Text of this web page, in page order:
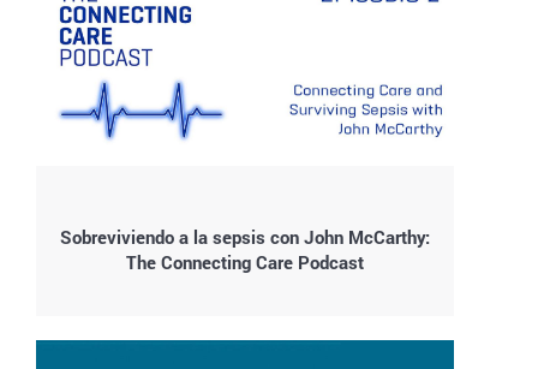
Sobreviviendo a la sepsis con John McCarthy:
The Connecting Care Podcast